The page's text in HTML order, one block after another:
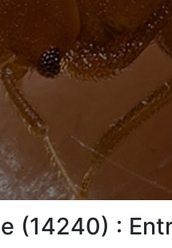
(14240) :